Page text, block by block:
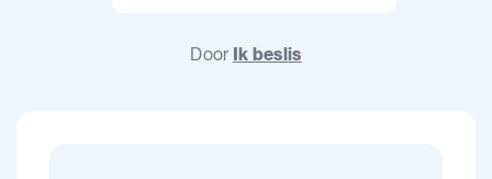
Door Ik beslis